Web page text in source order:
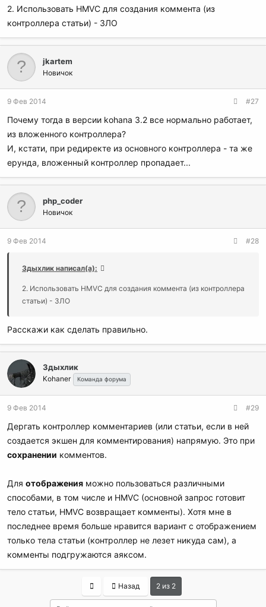
2. Использовать HMVC для создания коммента (из
контроллера статьи) - ЗЛО
jkartem
Новичок
9 Фев 2014 #27
Почему тогда в версии kohana 3.2 все нормально работает,
из вложенного контроллера?
И, кстати, при редиректе из основного контроллера - та же
ерунда, вложенный контроллер пропадает...
php_coder
Новичок
9 Фев 2014 #28
Здыхлик написал(а):
2. Использовать HMVC для создания коммента (из контроллера
статьи) - ЗЛО
Расскажи как сделать правильно.
Здыхлик
Kohaner Команда форума
9 Фев 2014 #29
Дергать контроллер комментариев (или статьи, если в ней
создается экшен для комментирования) напрямую. Это при
сохранении комментов.
Для отображения можно пользоваться различными
способами, в том числе и HMVC (основной запрос готовит
тело статьи, HMVC возвращает комменты). Хотя мне в
последнее время больше нравится вариант с отображением
только тела статьи (контроллер не лезет никуда сам), а
комменты подгружаются аяксом.
Назад 2 из 2